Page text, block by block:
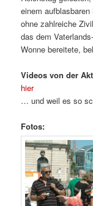
einem
ohne zahlreiche
das dem
Wonne bereitete,
Videos von der
hier
… und weil es so
Fotos: